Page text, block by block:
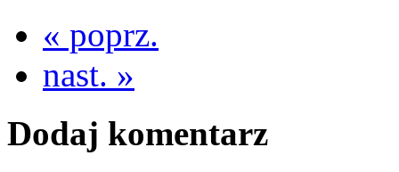
« poprz.
nast. »
Dodaj komentarz